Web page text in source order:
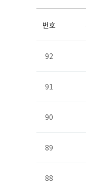
번호
92
91
90
89
88